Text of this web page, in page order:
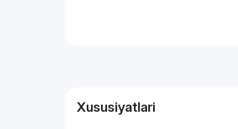
Xususiyatlari